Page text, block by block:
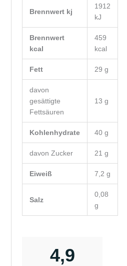
Brennwert kj
1912
kJ
Brennwert
kcal
459
kcal
Fett 29 g
davon
gesättigte
Fettsäuren
13 g
Kohlenhydrate 40 g
davon Zucker 21 g
Eiweiß 7,2 g
Salz
0,08
g
4,9